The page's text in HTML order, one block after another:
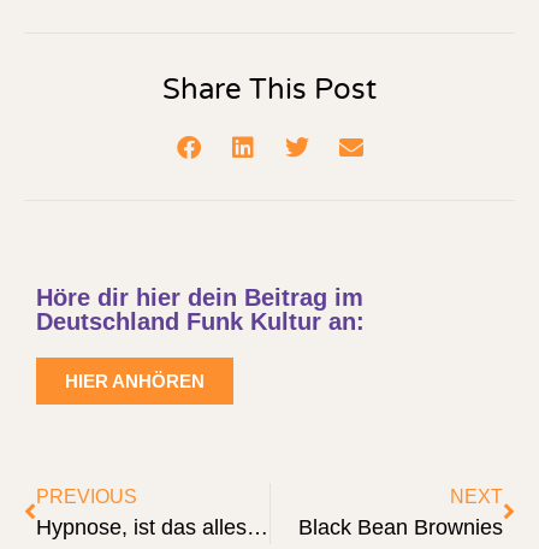
Share This Post
Höre dir hier dein Beitrag im
Deutschland Funk Kultur an:
HIER ANHÖREN
PREVIOUS
Hypnose, ist das alles Esoterik oder was?
NEXT
Black Bean Brownies